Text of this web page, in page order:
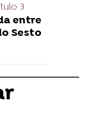
3
entre
Sesto